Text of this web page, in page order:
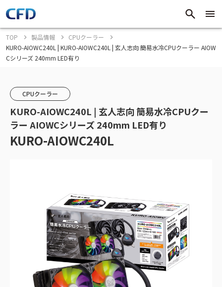
TOP 製品情報
CPUクーラー
KURO-AIOWC240L | KURO-AIOWC240L | 玄人志向 簡易水冷CPUクーラー AIOW
Cシリーズ 240mm LED有り
CPUクーラー
KURO-AIOWC240L | 玄人志向 簡易水冷CPUクー
ラー AIOWCシリーズ 240mm LED有り
KURO-AIOWC240L